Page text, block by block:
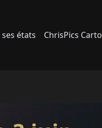
états ChrisPics Carto